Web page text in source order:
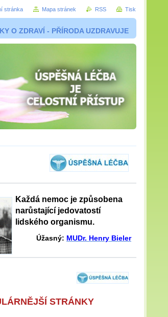
O ZDRAVÍ - PŘÍRODA UZDRAVUJE
Každá nemoc je způsobena
narůstající jedovatostí
lidského organismu.
Úžasný: MUDr. Henry Bieler
STRÁNKY
stránka Mapa stránek RSS Tisk